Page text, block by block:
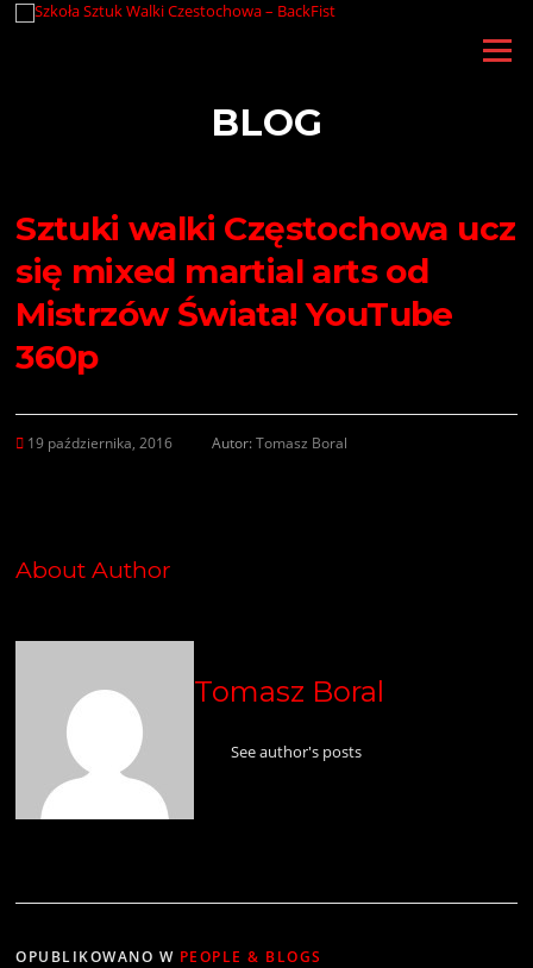
Przejdź
Menu
BLOG
Sztuki walki Częstochowa ucz
się mixed martial arts od
Mistrzów Świata! YouTube
360p
19 października, 2016 Autor:Tomasz Boral
About Author
Tomasz Boral
See author's posts
OPUBLIKOWANO W PEOPLE & BLOGS